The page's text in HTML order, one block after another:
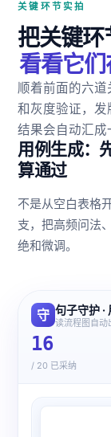
关键环节实拍
把关键环
看看它
顺着前面的六
和灰度验证，
结果会自动汇成
用例生成：
算通过
不是从空白表格
支，把高频问法
绝和微调。
守 句子守护 ·
读流程图自动
16
/ 20 已采纳